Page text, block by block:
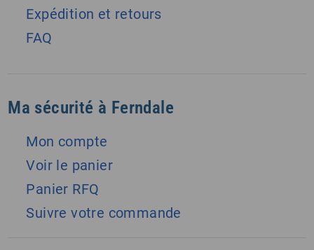
Expédition et retours
FAQ
Ma sécurité à Ferndale
Mon compte
Voir le panier
Panier RFQ
Suivre votre commande